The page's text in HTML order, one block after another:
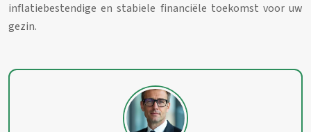
inflatiebestendige en stabiele financiële toekomst voor uw
gezin.